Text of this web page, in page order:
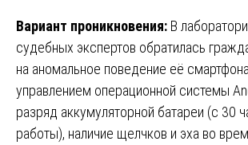
Вариант проникновения: В
судебных экспертов обратилась
на аномальное поведение её
управлением операционной системы
разряд аккумуляторной батареи (с 30
работы), наличие щелчков и эха во